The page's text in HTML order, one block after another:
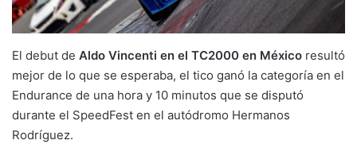
El debut de Aldo Vincenti en el TC2000 en México resultó
mejor de lo que se esperaba, el tico ganó la categoría en el
Endurance de una hora y 10 minutos que se disputó
durante el SpeedFest en el autódromo Hermanos
Rodríguez.